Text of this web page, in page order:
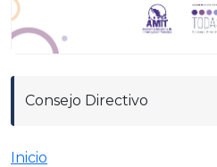
Consejo Directivo
Inicio